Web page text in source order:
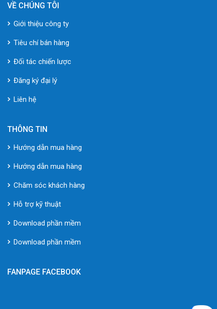
VỀ CHÚNG TÔI
Giới thiệu công ty
Tiêu chí bán hàng
Đối tác chiến lược
Đăng ký đại lý
Liên hệ
THÔNG TIN
Hướng dẫn mua hàng
Hướng dẫn mua hàng
Chăm sóc khách hàng
Hỗ trợ kỹ thuật
Download phần mềm
Download phần mềm
FANPAGE FACEBOOK